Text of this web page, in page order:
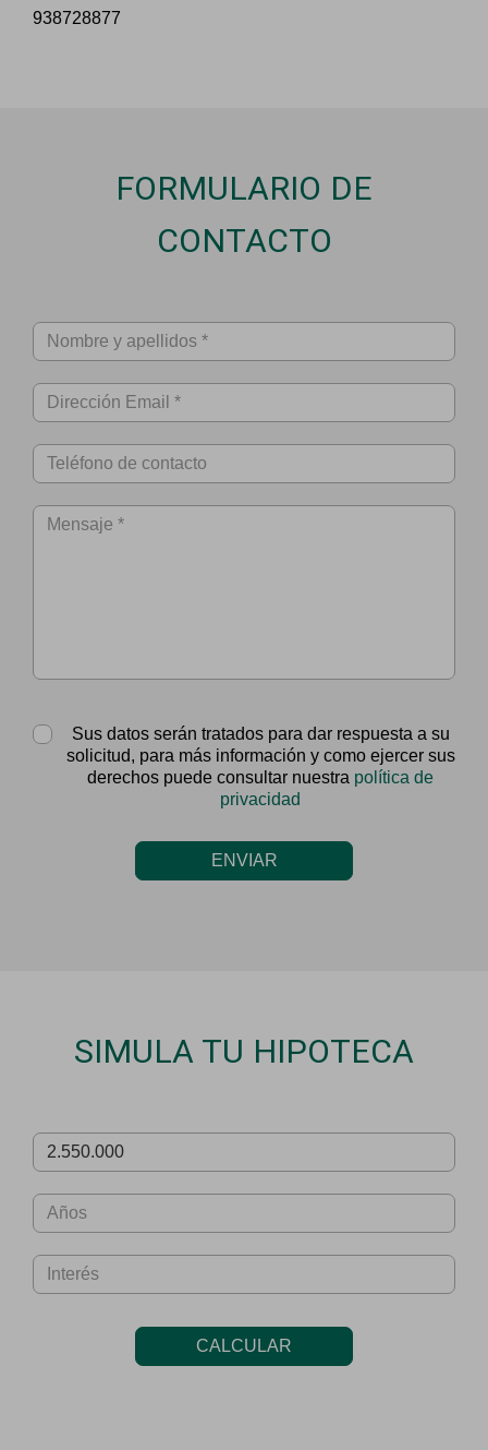
938728877
FORMULARIO DE
CONTACTO
Sus datos serán tratados para dar respuesta a su
solicitud, para más información y como ejercer sus
derechos puede consultar nuestra política de
privacidad
ENVIAR
SIMULA TU HIPOTECA
CALCULAR